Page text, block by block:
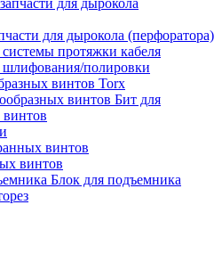
для дырокола (перфоратора)
протяжки кабеля
шлифования/полировки
винтов Torx
Бит для
винтов
винтов
винтов
Блок для подъемника